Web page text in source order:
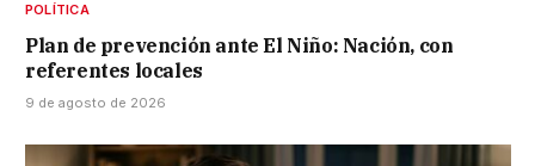
POLÍTICA
Plan de prevención ante El Niño: Nación, con
referentes locales
9 de agosto de 2026